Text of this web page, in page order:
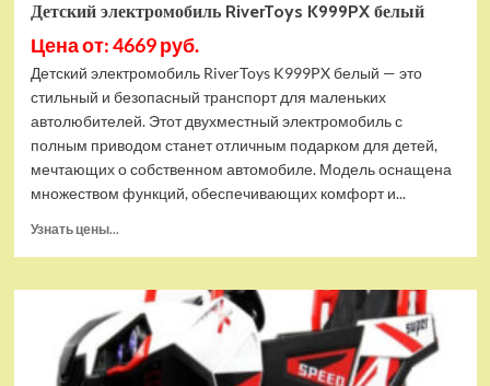
Детский электромобиль RiverToys K999PX белый
Цена от: 4669 руб.
Детский электромобиль RiverToys K999PX белый — это
стильный и безопасный транспорт для маленьких
автолюбителей. Этот двухместный электромобиль с
полным приводом станет отличным подарком для детей,
мечтающих о собственном автомобиле. Модель оснащена
множеством функций, обеспечивающих комфорт и...
Узнать цены...
Детский
электромобиль
RiverToys
K999PX
белый